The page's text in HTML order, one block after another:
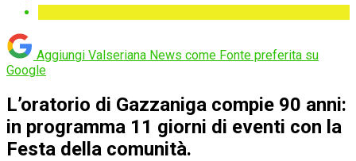
Aggiungi Valseriana News come Fonte preferita su
Google
L’oratorio di Gazzaniga compie 90 anni:
in programma 11 giorni di eventi con la
Festa della comunità.